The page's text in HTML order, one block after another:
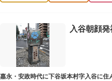
入谷朝顔
嘉永・安政時代に下谷坂本村字入谷に